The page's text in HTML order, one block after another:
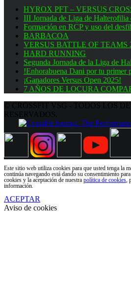
HYROX PFT – VERSUS
III Jornada de Liga de Halterofilia
Formación en RCP y uso del
BARBACOA
VERSUS BATTLE OF TEAMS
HARD RUNNING
Segunda Jornada de la Liga de
!Enhorabuena Dani por tu primer
¡Ganadores Versus Open 2025!
7 AÑOS DE LOCURA
Este sitio web utiliza cookies para que usted tenga la
continúa navegando está dando su consentimiento
cookies y la aceptación de nuestra política de cookies
información.
ACEPTAR
Aviso de cookies